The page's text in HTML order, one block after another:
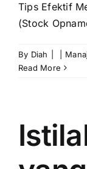
Tips Efektif
(Stock
By Diah
Read More